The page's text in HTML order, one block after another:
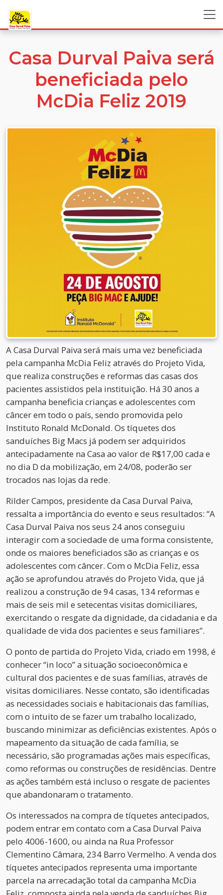
Casa Durval Paiva será
beneficiada pelo
McDia Feliz 2019
A Casa Durval Paiva será mais uma vez beneficiada
pela campanha McDia Feliz através do Projeto Vida,
que realiza construções e reformas das casas dos
pacientes assistidos pela instituição. Há 30 anos a
campanha beneficia crianças e adolescentes com
câncer em todo o país, sendo promovida pelo
Instituto Ronald McDonald. Os tíquetes dos
sanduíches Big Macs já podem ser adquiridos
antecipadamente na Casa ao valor de R$17,00 cada e
no dia D da mobilização, em 24/08, poderão ser
trocados nas lojas da rede.
Rilder Campos, presidente da Casa Durval Paiva,
ressalta a importância do evento e seus resultados: “A
Casa Durval Paiva nos seus 24 anos conseguiu
interagir com a sociedade de uma forma consistente,
onde os maiores beneficiados são as crianças e os
adolescentes com câncer. Com o McDia Feliz, essa
ação se aprofundou através do Projeto Vida, que já
realizou a construção de 94 casas, 134 reformas e
mais de seis mil e setecentas visitas domiciliares,
exercitando o resgate da dignidade, da cidadania e da
qualidade de vida dos pacientes e seus familiares”.
O ponto de partida do Projeto Vida, criado em 1998, é
conhecer “in loco” a situação socioeconômica e
cultural dos pacientes e de suas famílias, através de
visitas domiciliares. Nesse contato, são identificadas
as necessidades sociais e habitacionais das famílias,
com o intuito de se fazer um trabalho localizado,
buscando minimizar as deficiências existentes. Após o
mapeamento da situação de cada família, se
necessário, são programadas ações mais específicas,
como reformas ou construções de residências. Dentre
as ações também está incluso o resgate de pacientes
que abandonaram o tratamento.
Os interessados na compra de tíquetes antecipados,
podem entrar em contato com a Casa Durval Paiva
pelo 4006-1600, ou ainda na Rua Professor
Clementino Câmara, 234 Barro Vermelho. A venda dos
tíquetes antecipados representa uma importante
parcela na arrecadação total da campanha McDia